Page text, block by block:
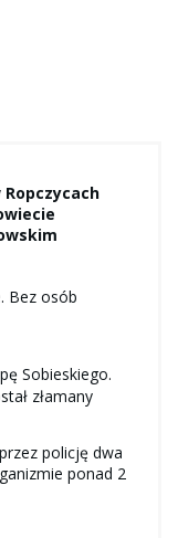
Ropczycach
Bez osób
Sobieskiego.
złamany
policję dwa
ponad 2